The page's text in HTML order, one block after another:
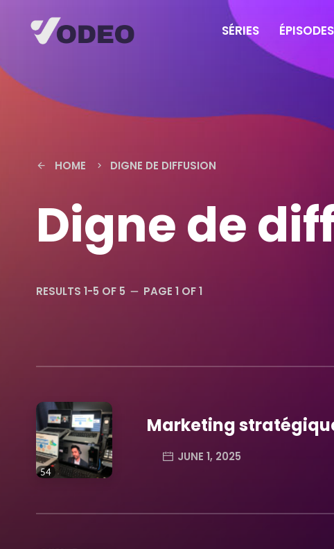
SÉRIES ÉPISODES
arrow_back HOME keyboard_arrow_right DIGNE DE DIFFUSION
Digne de
RESULTS 1-5 OF 5 remove PAGE 1 OF 1
trending_flat
54
Marketing
JUNE 1, 2025